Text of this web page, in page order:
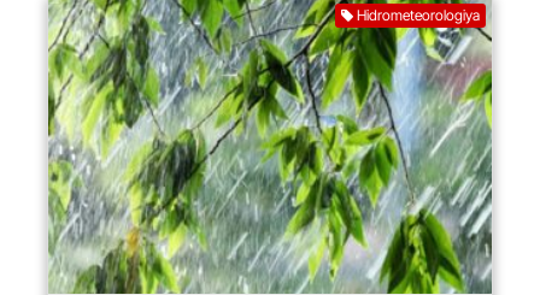
Hidrometeorologiya